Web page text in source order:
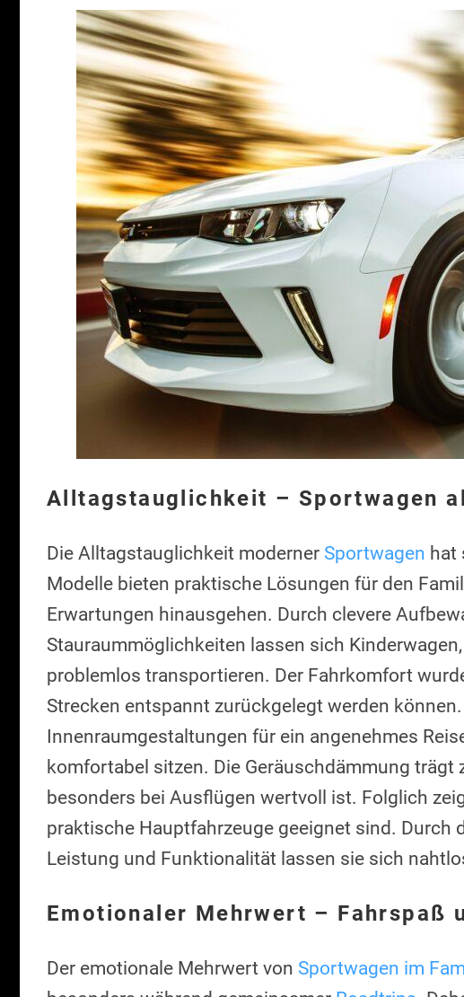
Alltagstauglichkeit – Sportwagen
Die Alltagstauglichkeit moderner Sportwagen hat
Modelle bieten praktische Lösungen für den
Erwartungen hinausgehen. Durch clevere
Stauraummöglichkeiten lassen sich
problemlos transportieren. Der Fahrkomfort
Strecken entspannt zurückgelegt werden
Innenraumgestaltungen für ein angenehmes
komfortabel sitzen. Die Geräuschdämmung
besonders bei Ausflügen wertvoll ist. Folglich
praktische Hauptfahrzeuge geeignet sind. Durch
Leistung und Funktionalität lassen sie sich
Emotionaler Mehrwert – Fahrspaß
Der emotionale Mehrwert von Sportwagen im